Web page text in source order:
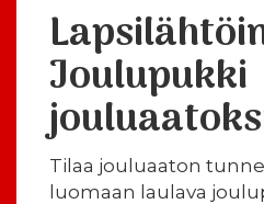
Joulupukki
Tilaa jouluaaton
luomaan laulava